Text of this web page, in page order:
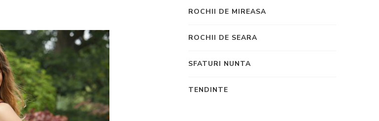
ROCHII DE MIREASA
ROCHII DE SEARA
SFATURI NUNTA
TENDINTE